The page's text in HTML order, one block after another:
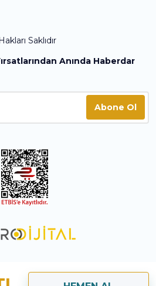
Saklıdır
Anında Haberdar
Abone Ol